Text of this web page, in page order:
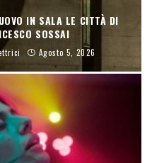
IN SALA LE CITTÀ DI
SOSSAI
Agosto 5, 2026